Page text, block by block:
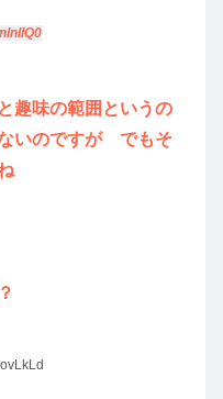
趣味の範囲というの
いのですが でもそ